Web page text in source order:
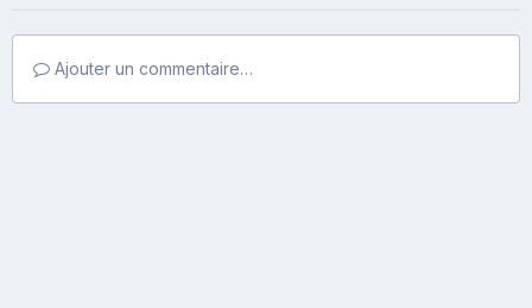
Ajouter un commentaire…